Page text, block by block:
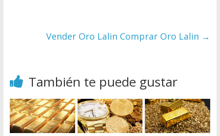
Vender Oro Lalin Comprar Oro Lalin →
También te puede gustar